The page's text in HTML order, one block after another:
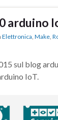
arduino
Elettronica Make
sul blog
IoT.